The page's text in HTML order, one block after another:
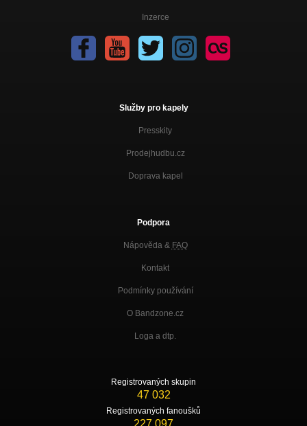
Inzerce
Služby pro kapely
Presskity
Prodejhudbu.cz
Doprava kapel
Podpora
Nápověda & FAQ
Kontakt
Podmínky používání
O Bandzone.cz
Loga a dtp.
Registrovaných skupin
47 032
Registrovaných fanoušků
227 097